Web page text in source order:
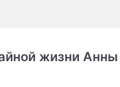
жизни